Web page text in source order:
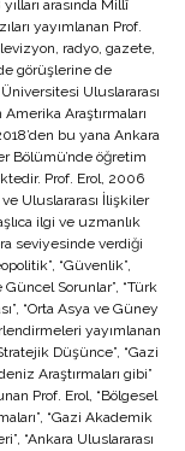
arasında Millî
yayımlanan Prof.
radyo, gazete,
görüşlerine de
Uluslararası
Araştırmaları
bu yana Ankara
Bölümü’nde öğretim
Prof. Erol, 2006
Uluslararası İlişkiler
ilgi ve uzmanlık
seviyesinde verdiği
“Güvenlik”,
Güncel Sorunlar”, “Türk
“Orta Asya ve Güney
yayımlanan
Düşünce”, “Gazi
Araştırmaları gibi”
Prof. Erol, “Bölgesel
“Gazi Akademik
“Ankara Uluslararası